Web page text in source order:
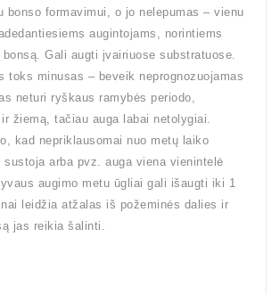
bonso formavimui, o jo nelepumas – vienu
augintojams, norintiems
Gali augti įvairiuose substratuose.
toks minusas – beveik neprognozuojamas
neturi ryškaus ramybės periodo,
žiemą, tačiau auga labai netolygiai.
kad nepriklausomai nuo metų laiko
sustoja arba pvz. auga viena vienintelė
augimo metu ūgliai gali išaugti iki 1
leidžia atžalas iš požeminės dalies ir
jas reikia šalinti.